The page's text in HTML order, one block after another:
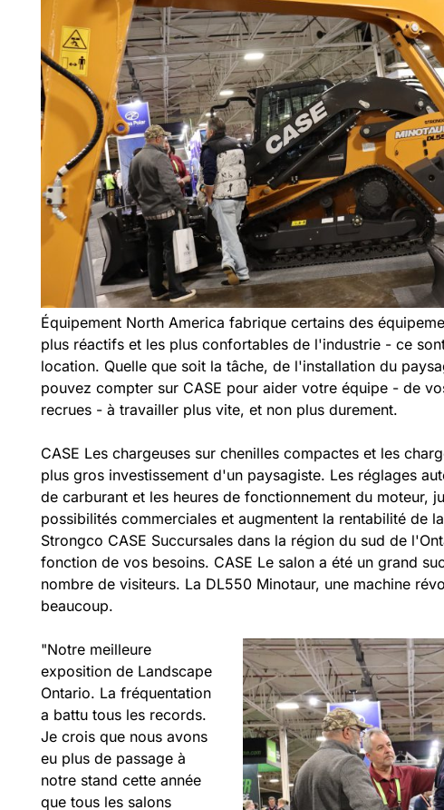
Équipement North America fabrique certains des
plus réactifs et les plus confortables de l'industrie - ce
location. Quelle que soit la tâche, de l'installation du
pouvez compter sur CASE pour aider votre équipe - de
recrues - à travailler plus vite, et non plus durement.
CASE Les chargeuses sur chenilles compactes et les
plus gros investissement d'un paysagiste. Les réglages
de carburant et les heures de fonctionnement du moteur,
possibilités commerciales et augmentent la rentabilité de
Strongco CASE Succursales dans la région du sud de
fonction de vos besoins. CASE Le salon a été un grand
nombre de visiteurs. La DL550 Minotaur, une machine
beaucoup.
"Notre meilleure
exposition de Landscape
Ontario. La fréquentation
a battu tous les records.
Je crois que nous avons
eu plus de passage à
notre stand cette année
que tous les salons